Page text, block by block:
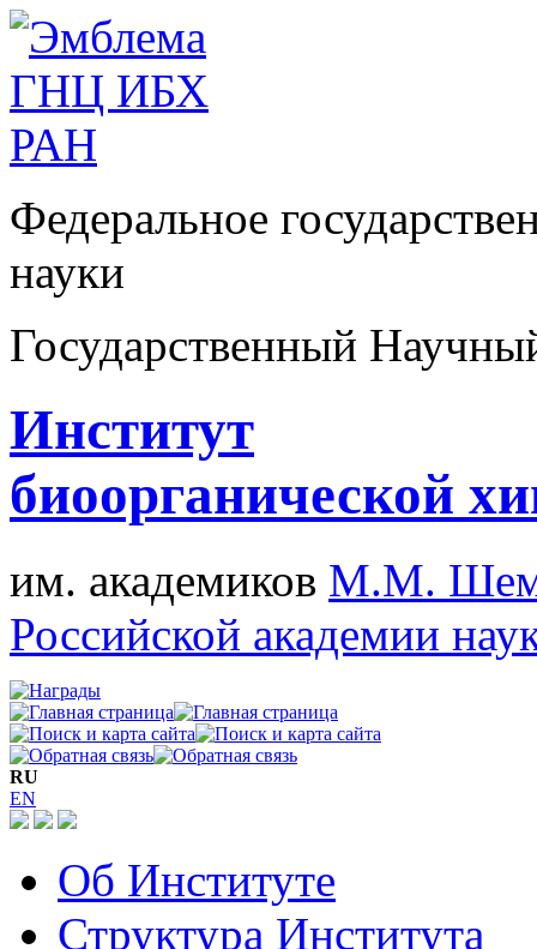
Федеральное
науки
Государственный
Институт
биоорганической
им. академиков М.М.
Российской академии
RU
EN
Об Институте
Структура Института